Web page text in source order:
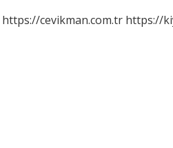
https://cevikman.com.tr https://